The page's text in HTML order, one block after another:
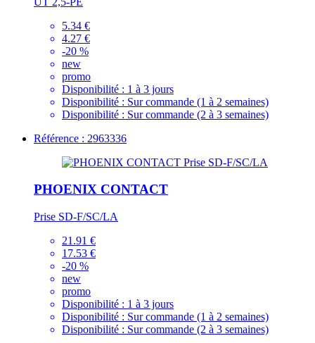
5.34 €
4.27 €
-20 %
new
promo
Disponibilité : 1 à 3 jours
Disponibilité : Sur commande (1 à 2 semaines)
Disponibilité : Sur commande (2 à 3 semaines)
Référence : 2963336
PHOENIX CONTACT
Prise SD-F/SC/LA
21.91 €
17.53 €
-20 %
new
promo
Disponibilité : 1 à 3 jours
Disponibilité : Sur commande (1 à 2 semaines)
Disponibilité : Sur commande (2 à 3 semaines)